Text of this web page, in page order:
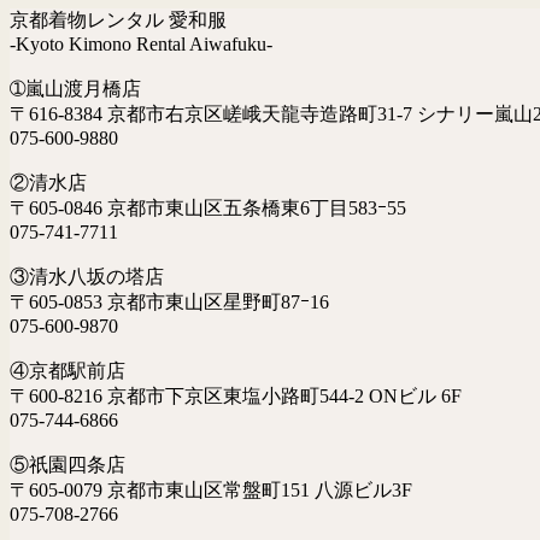
京都着物レンタル 愛和服
-Kyoto Kimono Rental Aiwafuku-
➀嵐山渡月橋店
〒616-8384 京都市右京区嵯峨天龍寺造路町31-7 シナリー嵐山
075-600-9880
②清水店
〒605-0846 京都市東山区五条橋東6丁目583ｰ55
075-741-7711
③清水八坂の塔店
〒605-0853 京都市東山区星野町87ｰ16
075-600-9870
④京都駅前店
〒600-8216 京都市下京区東塩小路町544-2 ONビル 6F
075-744-6866
⑤祇園四条店
〒605-0079 京都市東山区常盤町151 八源ビル3F
075-708-2766